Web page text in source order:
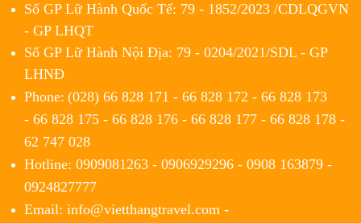
Số GP Lữ Hành Quốc Tế: 79 - 1852/2023 /CDLQGVN
- GP LHQT
Số GP Lữ Hành Nội Địa: 79 - 0204/2021/SDL - GP
LHNĐ
Phone: (028) 66 828 171 - 66 828 172 - 66 828 173
- 66 828 175 - 66 828 176 - 66 828 177 - 66 828 178 -
62 747 028
Hotline: 0909081263 - 0906929296 - 0908 163879 -
0924827777
Email: info@vietthangtravel.com -